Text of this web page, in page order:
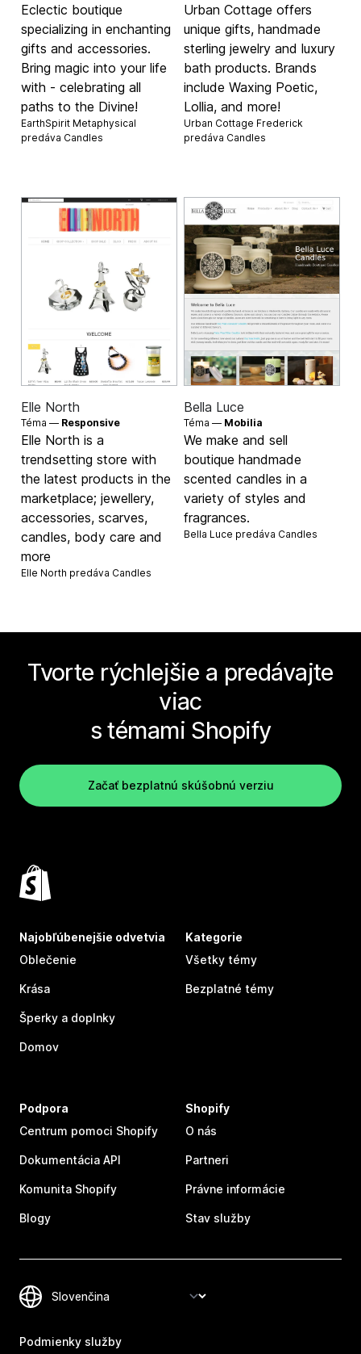
Eclectic boutique
specializing in enchanting
gifts and accessories.
Bring magic into your life
with - celebrating all
paths to the Divine!
EarthSpirit Metaphysical
predáva Candles
Urban Cottage offers
unique gifts, handmade
sterling jewelry and luxury
bath products. Brands
include Waxing Poetic,
Lollia, and more!
Urban Cottage Frederick
predáva Candles
Elle North
Téma — Responsive
Elle North is a
trendsetting store with
the latest products in the
marketplace; jewellery,
accessories, scarves,
candles, body care and
more
Elle North predáva Candles
Bella Luce
Téma — Mobilia
We make and sell
boutique handmade
scented candles in a
variety of styles and
fragrances.
Bella Luce predáva Candles
Tvorte rýchlejšie a predávajte
viac
s témami Shopify
Začať bezplatnú skúšobnú verziu
Najobľúbenejšie odvetvia
Oblečenie
Krása
Šperky a doplnky
Domov
Kategorie
Všetky témy
Bezplatné témy
Podpora
Centrum pomoci Shopify
Dokumentácia API
Komunita Shopify
Blogy
Shopify
O nás
Partneri
Právne informácie
Stav služby
Podmienky služby